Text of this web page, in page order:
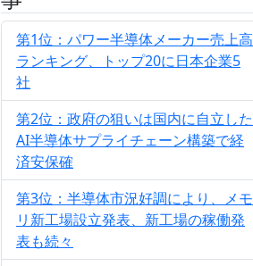
第1位：パワー半導体メーカー売上高
ランキング、トップ20に日本企業5
社
第2位：政府の狙いは国内に自立した
AI半導体サプライチェーン構築で経
済安保確
第3位：半導体市況好調により、メモ
リ新工場設立発表、新工場の稼働発
表も続々